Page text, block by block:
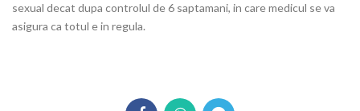
sexual decat dupa controlul de 6 saptamani, in care medicul se va
asigura ca totul e in regula.